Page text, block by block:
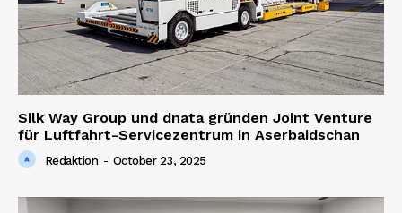
Silk Way Group und dnata gründen Joint Venture
für Luftfahrt-Servicezentrum in Aserbaidschan
Redaktion - October 23, 2025